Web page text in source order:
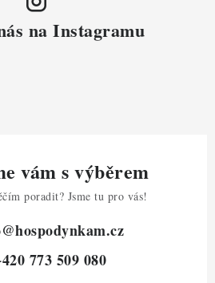
na Instagramu
vám s výběrem
poradit? Jsme tu pro vás!
@hospodynkam.cz
773 509 080